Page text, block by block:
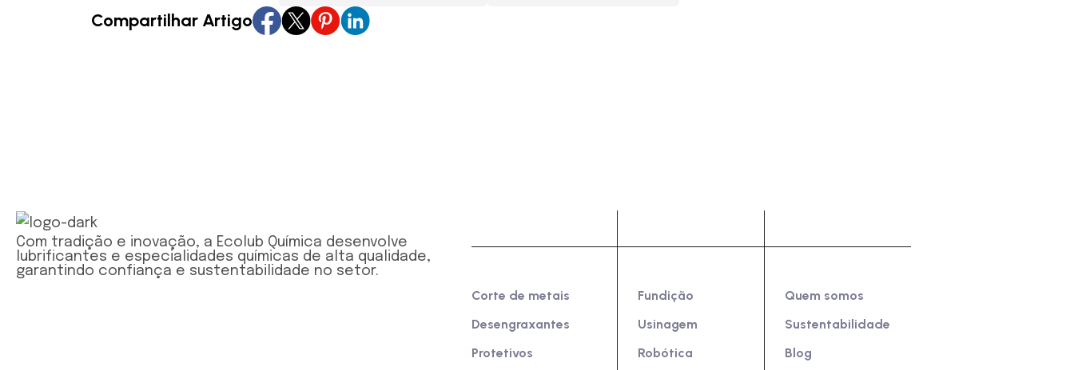
Compartilhar Artigo
Com tradição e inovação, a Ecolub Química desenvolve
lubrificantes e especialidades químicas de alta qualidade,
garantindo confiança e sustentabilidade no setor.
Corte de metais
Desengraxantes
Protetivos
Fundição
Usinagem
Robótica
Quem somos
Sustentabilidade
Blog